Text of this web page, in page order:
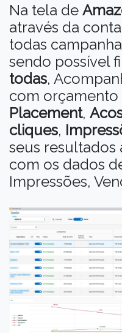
Na tela de
através da
todas
sendo possível
todas,
com orçamento
Placement,
cliques,
seus resultados
com os dados
Impressões,